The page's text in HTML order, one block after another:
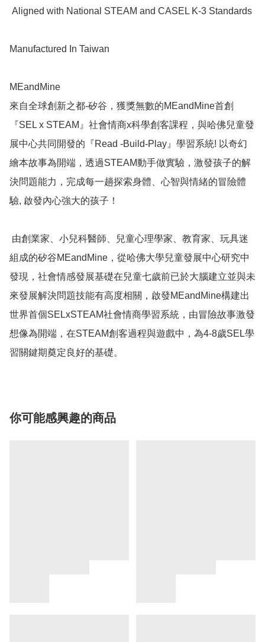
Manufactured In Taiwan
MEandMine
來自全球創新之都-矽谷，獲獎無數的MEandMine首創
『SEL x STEAM』社會情商x科學創客課程，與哈佛兒童發
展中心共同開發的『Read -Build-Play』學習系統! 以奇幻
繪本故事為開端，透過STEAM動手做實驗，激發孩子的解
決問題能力，完成每一趟探索身體、心智與情緒的冒險體
驗, 啟發內心強大的孩子！
組成的矽谷MEandMine，從哈佛大學兒童發展中心研究中
發現，社會情感發展基礎在兒童七歲前已於大腦建立並與未
來發展解決問題技能有高度相關，啟發MEandMine構建出
世界首個SELxSTEAM社會情商學習系統，由冒險故事激發
想像為開端，在STEAM創客過程與遊戲中，為4-8歲SEL學
你可能感興趣的商品